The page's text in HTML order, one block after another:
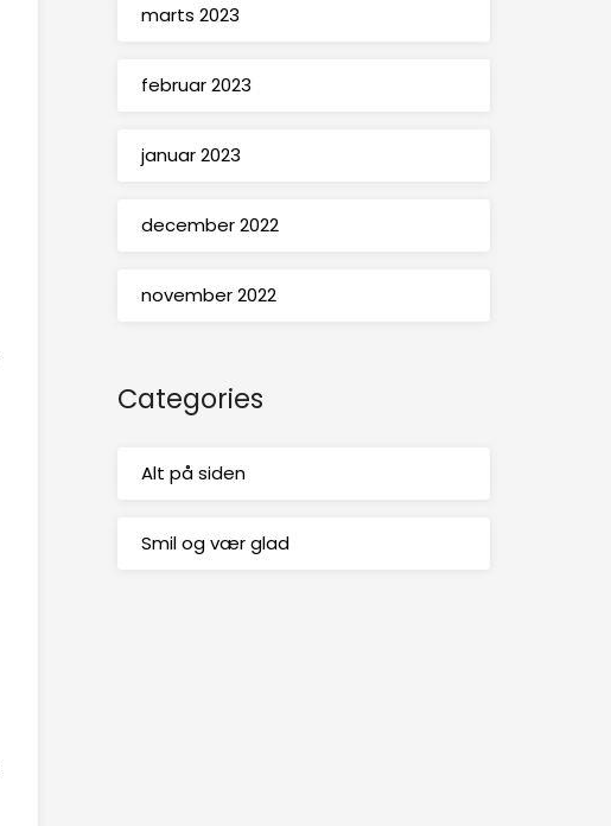
marts 2023
februar 2023
januar 2023
december 2022
november 2022
Categories
Alt på siden
Smil og vær glad